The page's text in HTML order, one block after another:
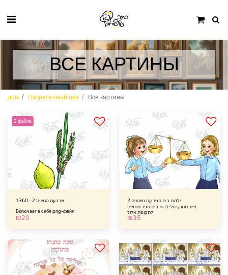
ВСЕ КАРТИНЫ
дом Покрасочный цех Все картины
2 файла
ארבעת המינים 2 - 1360
Включает в себя png-файл
₪20
2 ילדות בית ספר עם מאזנים
ציור מתוק של ילדות בית ספר מתאים
לתקופת אלול
₪35